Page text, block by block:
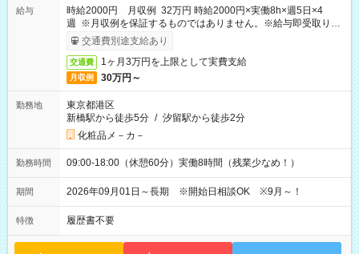
給与
時給2000円 月収例 32万円 時給2000円×実働8h×週5日×4
週 ※月収例を保証するものではありません。※給与即受取りサ
ービス利用可（利用条件有）
交通費別途支給あり
交通費 1ヶ月3万円を上限として実費支給
月収例 30万円～
勤務地
東京都港区
新橋駅から徒歩5分 / 汐留駅から徒歩2分
化粧品メ－カ－
勤務時間 09:00-18:00（休憩60分）実働8時間（残業少なめ！）
期間 2026年09月01日～長期 ※開始日相談OK ※9月～！
特徴 履歴書不要